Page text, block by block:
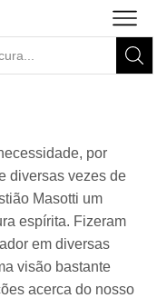
por
diversas vezes de
Masotti um
espírita. Fizeram
em diversas
visão bastante
acerca do nosso